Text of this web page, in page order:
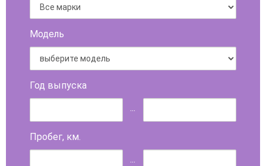
Модель
Год выпуска
...
Пробег, км.
...